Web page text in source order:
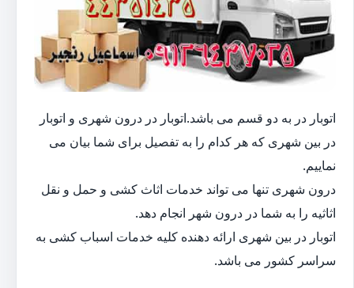
اتوبار در به دو قسم می باشد.اتوبار در درون شهری و اتوبار
در بین شهری که هر کدام را به تفصیل برای شما بیان می
نماییم.
درون شهری تنها می تواند خدمات اثاث کشی و حمل و نقل
اثاثیه را به شما در درون شهر انجام دهد.
اتوبار در بین شهری ارائه دهنده کلیه خدمات اسباب کشی به
سراسر کشور می باشد.